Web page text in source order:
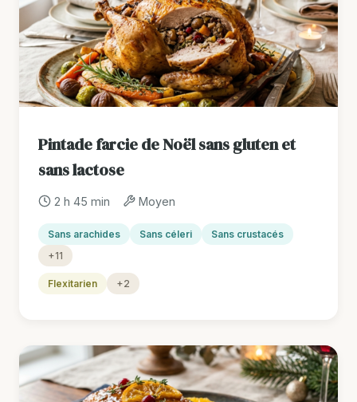
Pintade farcie de Noël sans gluten et
sans lactose
2 h 45 min Moyen
Sans arachides Sans céleri
Sans crustacés
+11
Flexitarien +2